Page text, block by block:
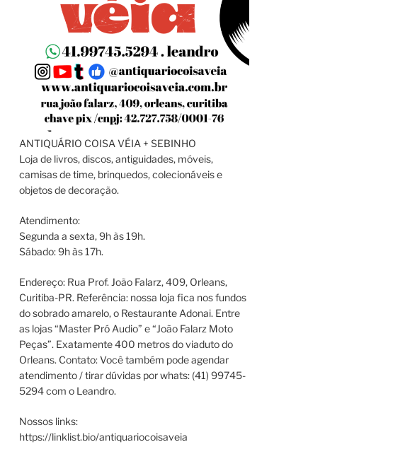
ANTIQUÁRIO COISA VÉIA + SEBINHO
Loja de livros, discos, antiguidades, móveis,
camisas de time, brinquedos, colecionáveis e
objetos de decoração.
Atendimento:
Segunda a sexta, 9h às 19h.
Sábado: 9h às 17h.
Endereço: Rua Prof. João Falarz, 409, Orleans,
Curitiba-PR. Referência: nossa loja fica nos fundos
do sobrado amarelo, o Restaurante Adonai. Entre
as lojas “Master Pró Audio” e “João Falarz Moto
Peças”. Exatamente 400 metros do viaduto do
Orleans. Contato: Você também pode agendar
atendimento / tirar dúvidas por whats: (41) 99745-
5294 com o Leandro.
Nossos links:
https://linklist.bio/antiquariocoisaveia